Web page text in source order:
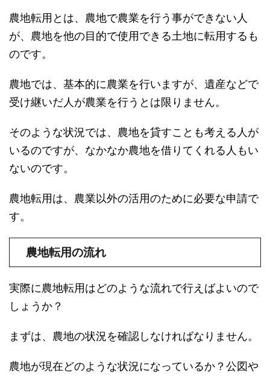
農地転用とは、農地で農業を行う事ができない人
が、農地を他の目的で使用できる土地に転用するも
のです。
農地では、基本的に農業を行いますが、遺産などで
受け継いだ人が農業を行うとは限りません。
そのような状況では、農地を貸すことも考える人が
いるのですが、なかなか農地を借りてくれる人もい
ないのです。
農地転用は、農業以外の活用のために必要な申請で
す。
農地転用の流れ
実際に農地転用はどのような流れで行えばよいので
しょうか？
まずは、農地の状況を確認しなければなりません。
農地が現在どのような状況になっているか？公図や